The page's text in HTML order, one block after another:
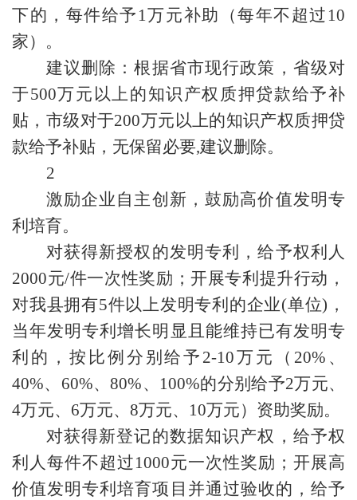
下的，每件给予1万元补助（每年不超过10
家）。
建议删除：根据省市现行政策，省级对
于500万元以上的知识产权质押贷款给予补
贴，市级对于200万元以上的知识产权质押贷
款给予补贴，无保留必要,建议删除。
2
激励企业自主创新，鼓励高价值发明专
利培育。
对获得新授权的发明专利，给予权利人
2000元/件一次性奖励；开展专利提升行动，
对我县拥有5件以上发明专利的企业(单位)，
当年发明专利增长明显且能维持已有发明专
利的，按比例分别给予2-10万元（20%、
40%、60%、80%、100%的分别给予2万元、
4万元、6万元、8万元、10万元）资助奖励。
对获得新登记的数据知识产权，给予权
利人每件不超过1000元一次性奖励；开展高
价值发明专利培育项目并通过验收的，给予